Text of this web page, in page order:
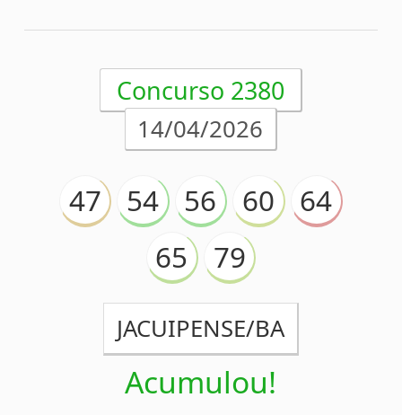
Detalhes
Concurso 2378
10 14 17 21
28
29
36
AMERICA/MG
Acumulou!